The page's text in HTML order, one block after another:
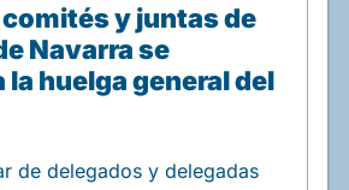
y juntas de
Navarra se
la huelga general del
de delegados y delegadas